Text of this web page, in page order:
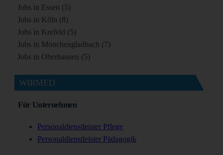
Jobs in Essen (5)
Jobs in Köln (8)
Jobs in Krefeld (5)
Jobs in Mönchengladbach (7)
Jobs in Oberhausen (5)
WIRMED
Für Unternehmen
Personaldienstleister Pflege
Personaldienstleister Pädagogik